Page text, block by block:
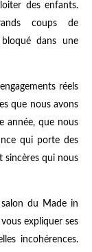
des enfants.
coups de
dans une
réels
que nous avons
année, que nous
qui porte des
sincères qui nous
du Made in
expliquer ses
incohérences.